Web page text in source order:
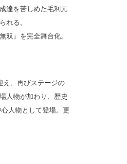
達を苦しめた毛利元
れる。
』を完全舞台化。
え、再びステージの
人物が加わり、歴史
人物として登場。更